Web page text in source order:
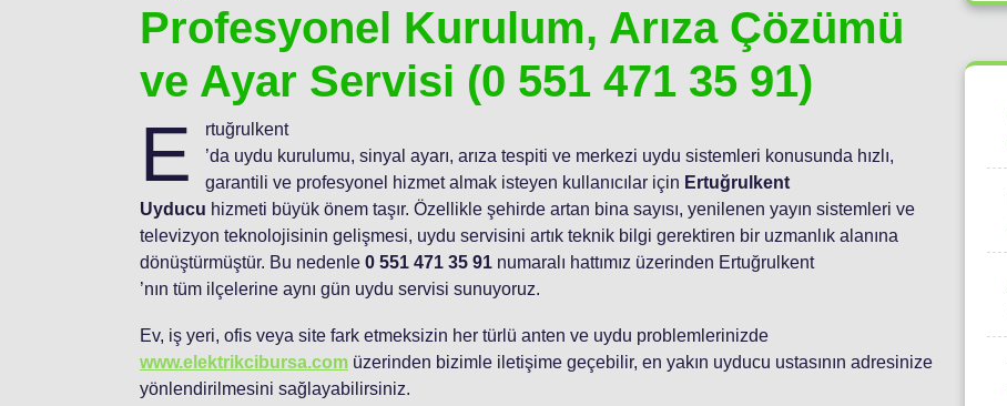
Profesyonel Kurulum, Arıza Çözümü
ve Ayar Servisi (0 551 471 35 91)
E
rtuğrulkent
’da uydu kurulumu, sinyal ayarı, arıza tespiti ve merkezi uydu sistemleri konusunda hızlı,
garantili ve profesyonel hizmet almak isteyen kullanıcılar için Ertuğrulkent
Uyducu hizmeti büyük önem taşır. Özellikle şehirde artan bina sayısı, yenilenen yayın sistemleri ve
televizyon teknolojisinin gelişmesi, uydu servisini artık teknik bilgi gerektiren bir uzmanlık alanına
dönüştürmüştür. Bu nedenle 0 551 471 35 91 numaralı hattımız üzerinden Ertuğrulkent
’nın tüm ilçelerine aynı gün uydu servisi sunuyoruz.
Ev, iş yeri, ofis veya site fark etmeksizin her türlü anten ve uydu problemlerinizde
www.elektrikcibursa.com üzerinden bizimle iletişime geçebilir, en yakın uyducu ustasının adresinize
yönlendirilmesini sağlayabilirsiniz.